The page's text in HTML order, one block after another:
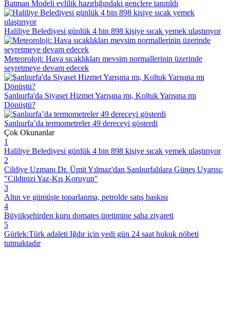
Batman Modeli evlilik hazırlığındaki gençlere tanıtıldı
Haliliye Belediyesi günlük 4 bin 898 kişiye sıcak yemek ulaştırıyor
Meteoroloji: Hava sıcaklıkları mevsim normallerinin üzerinde
seyretmeye devam edecek
Şanlıurfa'da Siyaset Hizmet Yarışına mı, Koltuk Yarışına mı
Dönüştü?
Şanlıurfa’da termometreler 49 dereceyi gösterdi
Çok Okunanlar
1
Haliliye Belediyesi günlük 4 bin 898 kişiye sıcak yemek ulaştırıyor
2
Cildiye Uzmanı Dr. Ümit Yılmaz'dan Şanlıurfalılara Güneş Uyarısı:
"Cildinizi Yaz-Kış Koruyun"
3
Altın ve gümüşte toparlanma, petrolde satış baskısı
4
Büyükşehirden kuru domates üretimine saha ziyareti
5
Gürlek:Türk adaleti Iğdır için yedi gün 24 saat hukuk nöbeti
tutmaktadır